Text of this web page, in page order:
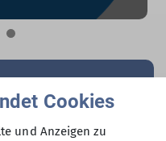
Cookies
und Anzeigen zu